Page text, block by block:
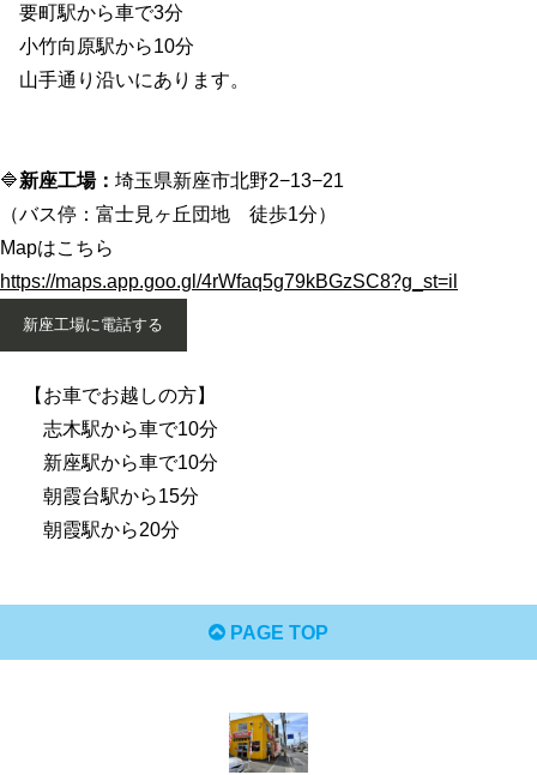
要町駅から車で3分
小竹向原駅から10分
山手通り沿いにあります。
🔷新座工場： 埼玉県新座市北野2−13−21
（バス停：富士見ヶ丘団地 徒歩1分）
Mapはこちら
https://maps.app.goo.gl/4rWfaq5g79kBGzSC8?g_st=il
新座工場に電話する
【お車でお越しの方】
志木駅から車で10分
新座駅から車で10分
朝霞台駅から15分
朝霞駅から20分
PAGE TOP